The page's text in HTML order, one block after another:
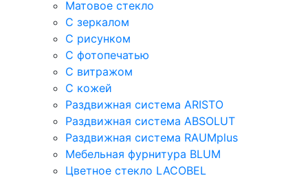
Матовое стекло
С зеркалом
С рисунком
С фотопечатью
С витражом
С кожей
Раздвижная система ARISTO
Раздвижная система ABSOLUT
Раздвижная система RAUMplus
Мебельная фурнитура BLUM
Цветное стекло LACOBEL